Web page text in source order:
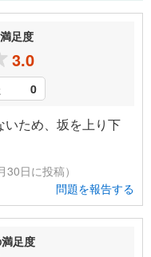
足度
3.0
0
ため、坂を上り下
日に投稿）
問題を報告する
足度